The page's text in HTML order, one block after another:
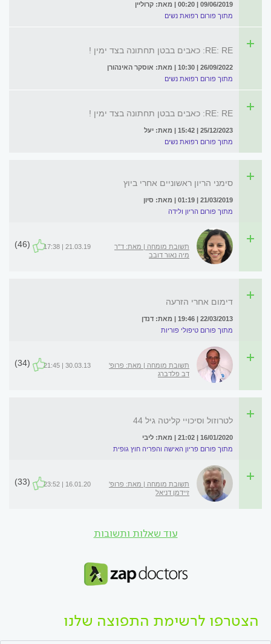
09/06/2019 | 00:20 | מאת: קרוליין
מתוך פורום רפואת נשים
RE: RE: כאבים בבטן תחתונה בצד ימין !
26/09/2022 | 10:30 | מאת: אוסקר האינהורן
מתוך פורום רפואת נשים
RE: RE: כאבים בבטן תחתונה בצד ימין !
25/12/2023 | 15:42 | מאת: יעל
מתוך פורום רפואת נשים
סימני הריון ראשוניים אחרי ביוץ
21/03/2019 | 01:19 | מאת: סיון
מתוך פורום הריון ולידה
תשובת מומחה | מאת: ד"ר
מיה נאור דובב
21.03.19 | 17:38
(46)
דימום אחרי הזרעה
22/03/2013 | 19:46 | מאת: דנדן
מתוך פורום טיפולי פוריות
תשובת מומחה | מאת: פרופ'
דב פלדברג
30.03.13 | 21:45
(34)
לטרוזול וסיכויי קליטה גיל 44
16/01/2020 | 21:02 | מאת: ליבי
מתוך פורום פריון האישה והפריה חוץ גופית
תשובת מומחה | מאת: פרופ'
זיידמן דניאל
16.01.20 | 23:52
(33)
עוד שאלות ותשובות
הצטרפו לרשימת התפוצה שלנו